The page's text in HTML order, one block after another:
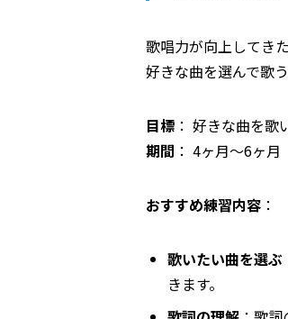
歌唱力が向上してき
好きな曲を選んで歌
目標 ： 好きな曲を歌
期間 ： 4ヶ月～6ヶ月
おすすめ練習内容 ：
歌いたい曲を選ぶ
きます。